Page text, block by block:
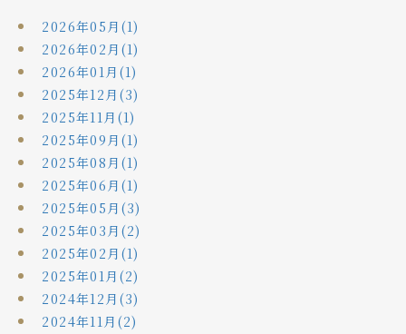
2026年05月(1)
2026年02月(1)
2026年01月(1)
2025年12月(3)
2025年11月(1)
2025年09月(1)
2025年08月(1)
2025年06月(1)
2025年05月(3)
2025年03月(2)
2025年02月(1)
2025年01月(2)
2024年12月(3)
2024年11月(2)